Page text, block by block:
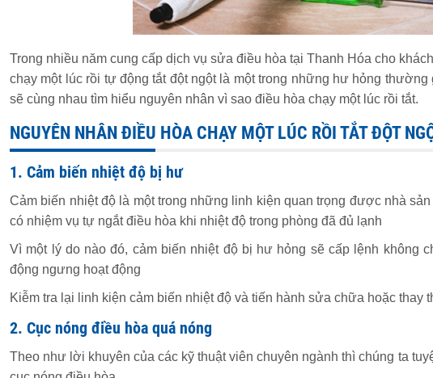
Trong nhiều năm cung cấp dịch vụ sửa điều hòa tại Thanh Hóa cho
chạy một lúc rồi tự động tắt đột ngột là một trong những hư hỏng
sẽ cùng nhau tìm hiểu nguyên nhân vì sao điều hòa chạy một lúc rồi tắt.
NGUYÊN NHÂN ĐIỀU HÒA CHẠY MỘT LÚC RỒI TẮT ĐỘT
1. Cảm biến nhiệt độ bị hư
Cảm biến nhiệt độ là một trong những linh kiện quan trọng được nhà
có nhiệm vụ tự ngắt điều hòa khi nhiệt độ trong phòng đã đủ lạnh
Vì một lý do nào đó, cảm biến nhiệt độ bị hư hỏng sẽ cấp lệnh không
động ngưng hoạt động
Kiễm tra lại linh kiện cảm biến nhiệt độ và tiến hành sửa chữa hoặc thay
2. Cục nóng điều hòa quá nóng
Theo như lời khuyên của các kỹ thuật viên chuyên ngành thì chúng ta